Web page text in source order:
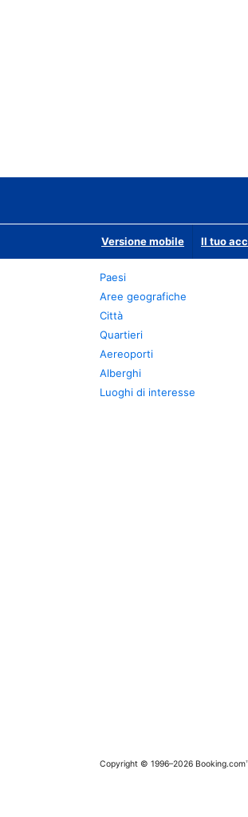
Versione mobile Il tuo
Paesi
Aree geografiche
Città
Quartieri
Aereoporti
Alberghi
Luoghi di interesse
Copyright © 1996–2026